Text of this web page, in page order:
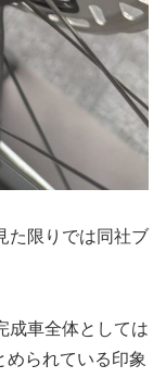
た限りでは同社ブ
成車全体としては
められている印象